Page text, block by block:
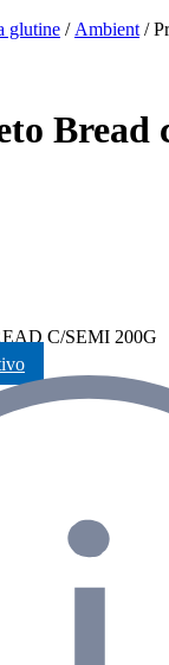
glutine / Ambient /
Bread
C/SEMI 200G